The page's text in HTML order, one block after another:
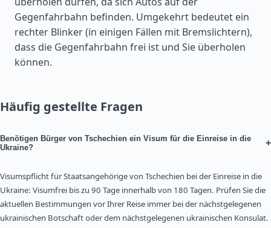
Gegenfahrbahn befinden. Umgekehrt bedeutet ein
rechter Blinker (in einigen Fällen mit Bremslichtern),
dass die Gegenfahrbahn frei ist und Sie überholen
können.
Häufig gestellte Fragen
Benötigen Bürger von Tschechien ein Visum für die Einreise in die
Ukraine?
+
Visumspflicht für Staatsangehörige von Tschechien bei der Einreise in die
Ukraine: Visumfrei bis zu 90 Tage innerhalb von 180 Tagen. Prüfen Sie die
aktuellen Bestimmungen vor Ihrer Reise immer bei der nächstgelegenen
ukrainischen Botschaft oder dem nächstgelegenen ukrainischen Konsulat.